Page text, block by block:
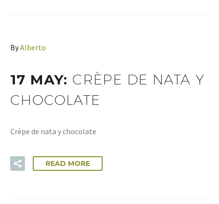
ByAlberto
17 MAY: CRÈPE DE NATA Y
CHOCOLATE
Crèpe de nata y chocolate
READ MORE